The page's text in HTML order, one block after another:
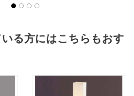
る方にはこちらもおす